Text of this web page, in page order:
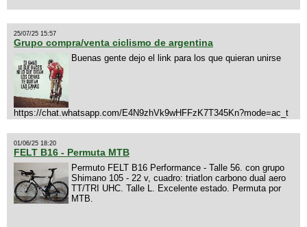
25/07/25 15:57
Grupo compra/venta ciclismo de argentina
Buenas gente dejo el link para los que quieran unirse
https://chat.whatsapp.com/E4N9zhVk9wHFFzK7T345Kn?mode=ac_t
01/06/25 18:20
FELT B16 - Permuta MTB
Permuto FELT B16 Performance - Talle 56. con grupo
Shimano 105 - 22 v, cuadro: triatlon carbono dual aero
TT/TRI UHC. Talle L. Excelente estado. Permuta por
MTB.